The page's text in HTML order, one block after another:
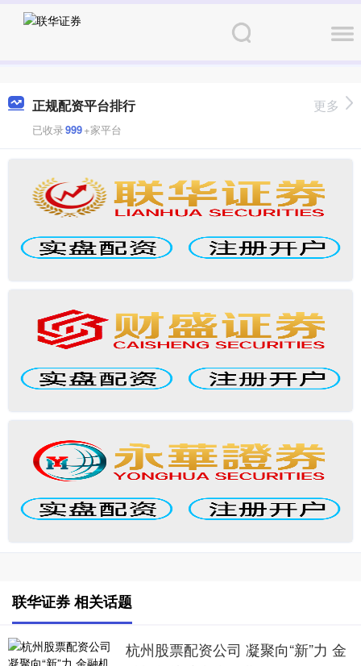
正规配资平台排行
已收录999+家平台
更多
联华证券 相关话题
杭州股票配资公司 凝聚向“新”力 金